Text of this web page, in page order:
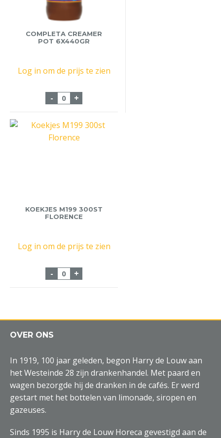
COMPLETA CREAMER
POT 6X440GR
Log in om de prijs te zien
- Completa Creamer Pot 6x440gr aantal
+
KOEKJES M199 300ST
FLORENCE
Log in om de prijs te zien
- Koekjes M199 300st Florence aantal
+
OVER ONS
In 1919, 100 jaar geleden, begon Harry de Louw aan
het Westeinde 28 zijn drankenhandel. Met paard en
wagen bezorgde hij de dranken in de cafés. Er werd
gestart met het bottelen van limonade, siropen en
gazeuses.
Sinds 1995 is Harry de Louw Horeca gevestigd aan de